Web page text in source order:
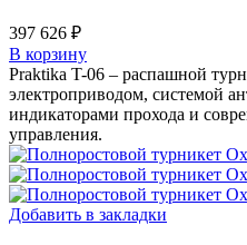
397 626 ₽
В корзину
Praktika T-06 – распашной
электроприводом, системой
индикаторами прохода и
управления.
Добавить в закладки